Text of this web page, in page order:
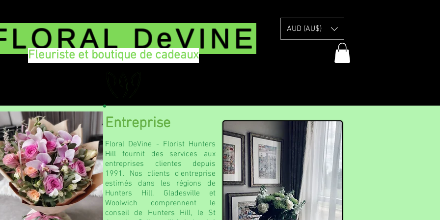
DeVINE
Fleuriste et boutique de cadeaux
AUD (AU$)
Entreprise
Floral DeVine - Florist Hunters
Hill fournit des services aux
entreprises clientes depuis
1991. Nos clients d'entreprise
estimés dans les régions de
Hunters Hill, Gladesville et
Woolwich comprennent le
conseil de Hunters Hill, le St